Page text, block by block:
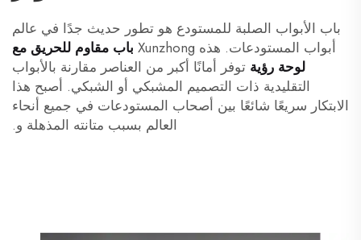
باب الأبواب الصلبة للمستودع هو تطور حديث جدًا في عالم
أبواب المستودعات. هذه Xunzhong
باب مقاوم للحريق مع
لوحة رؤية توفر أمانًا أكبر من العناصر مقارنة بالأبواب
التقليدية ذات التصميم المشبكي أو الشبكي. أصبح هذا
الابتكار سريعًا شائعًا بين أصحاب المستودعات في جميع أنحاء
العالم بسبب متانته المذهلة و.